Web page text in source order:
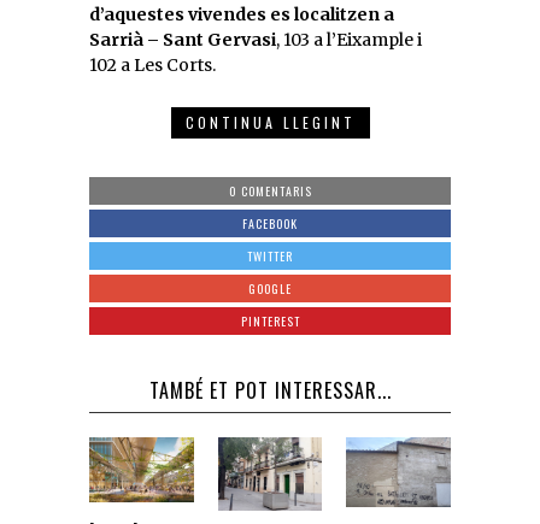
d’aquestes vivendes es localitzen a
Sarrià – Sant Gervasi, 103 a l’Eixample i
102 a Les Corts.
CONTINUA LLEGINT
0 COMENTARIS
FACEBOOK
TWITTER
GOOGLE
PINTEREST
TAMBÉ ET POT INTERESSAR...